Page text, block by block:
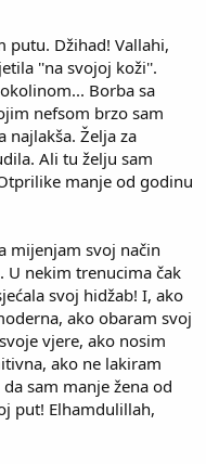
putu. Džihad! Vallahi,
''na svojoj koži''.
Borba sa
nefsom brzo sam
Želja za
Ali tu želju sam
manje od godinu
mijenjam svoj način
U nekim trenucima čak
svoj hidžab! I, ako
ako obaram svoj
vjere, ako nosim
ako ne lakiram
sam manje žena od
put! Elhamdulillah,